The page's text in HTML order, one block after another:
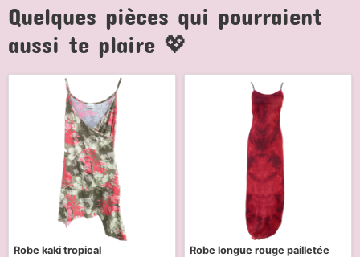
Quelques pièces qui pourraient
aussi te plaire 💖
Robe kaki tropical Robe longue rouge pailletée